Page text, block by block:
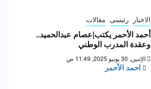
الاخبار رئيسى مقالات
أحمد الأحمر يكتب|عصام عبدالحميد..
وعقدة المدرب الوطني
الإثنين, 30 يونيو 2025, 11:49 ص
احمد الأحمر